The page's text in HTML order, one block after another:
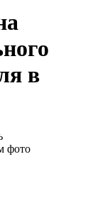
в
фото